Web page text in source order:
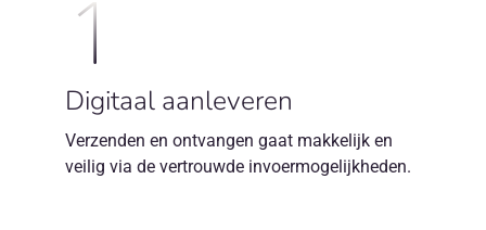
1
Digitaal aanleveren
Verzenden en ontvangen gaat makkelijk en
veilig via de vertrouwde invoermogelijkheden.